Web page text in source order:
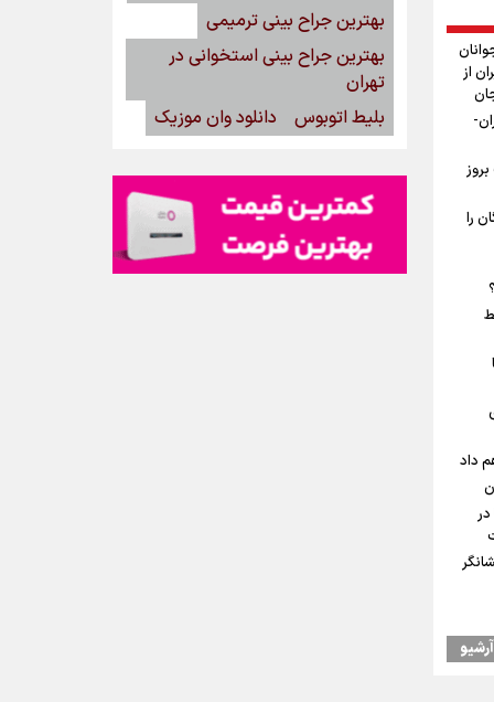
از
را
داد
آرشیو
بهترین جراح بینی ترمیمی
بهترین جراح بینی استخوانی در
تهران
بلیط اتوبوس
دانلود وان موزیک